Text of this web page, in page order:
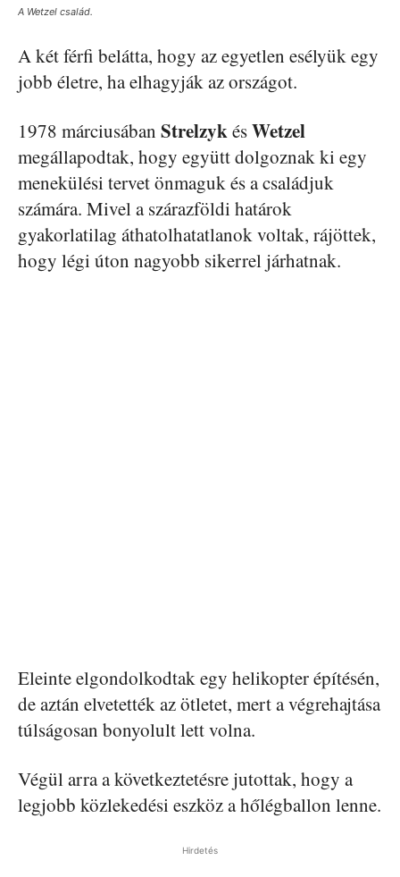
A Wetzel család.
A két férfi belátta, hogy az egyetlen esélyük egy
jobb életre, ha elhagyják az országot.
1978 márciusában StrelzykésWetzel
megállapodtak, hogy együtt dolgoznak ki egy
menekülési tervet önmaguk és a családjuk
számára. Mivel a szárazföldi határok
gyakorlatilag áthatolhatatlanok voltak, rájöttek,
hogy légi úton nagyobb sikerrel járhatnak.
Eleinte elgondolkodtak egy helikopter építésén,
de aztán elvetették az ötletet, mert a végrehajtása
túlságosan bonyolult lett volna.
Végül arra a következtetésre jutottak, hogy a
legjobb közlekedési eszköz a hőlégballon lenne.
Hirdetés